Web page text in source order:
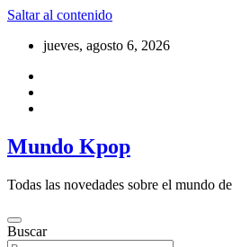
Saltar al contenido
jueves, agosto 6, 2026
Mundo Kpop
Todas las novedades sobre el mundo
Buscar